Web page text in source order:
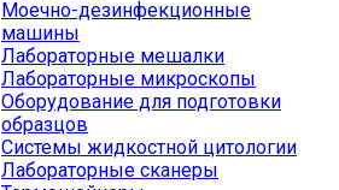
Моечно-дезинфекционные
машины
Лабораторные мешалки
Лабораторные микроскопы
Оборудование для подготовки
образцов
Системы жидкостной цитологии
Лабораторные сканеры